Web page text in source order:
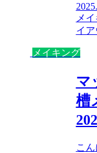
メ
イ
メイキング
マ
槽
こ